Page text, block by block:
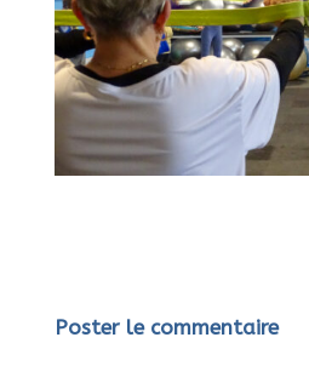
Poster le commentaire